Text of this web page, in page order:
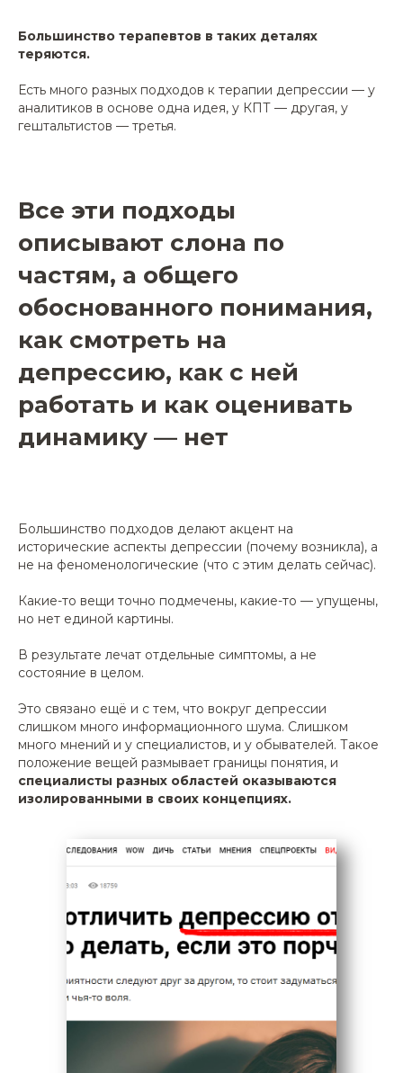
Большинство терапевтов в таких деталях
теряются.
Есть много разных подходов к терапии депрессии — у
аналитиков в основе одна идея, у КПТ — другая, у
гештальтистов — третья.
Все эти подходы
описывают слона по
частям, а общего
обоснованного понимания,
как смотреть на
депрессию, как с ней
работать и как оценивать
динамику — нет
Большинство подходов делают акцент на
исторические аспекты депрессии (почему возникла), а
не на феноменологические (что с этим делать сейчас).
Какие-то вещи точно подмечены, какие-то — упущены,
но нет единой картины.
В результате лечат отдельные симптомы, а не
состояние в целом.
Это связано ещё и с тем, что вокруг депрессии
слишком много информационного шума. Слишком
много мнений и у специалистов, и у обывателей. Такое
положение вещей размывает границы понятия, и
специалисты разных областей оказываются
изолированными в своих концепциях.